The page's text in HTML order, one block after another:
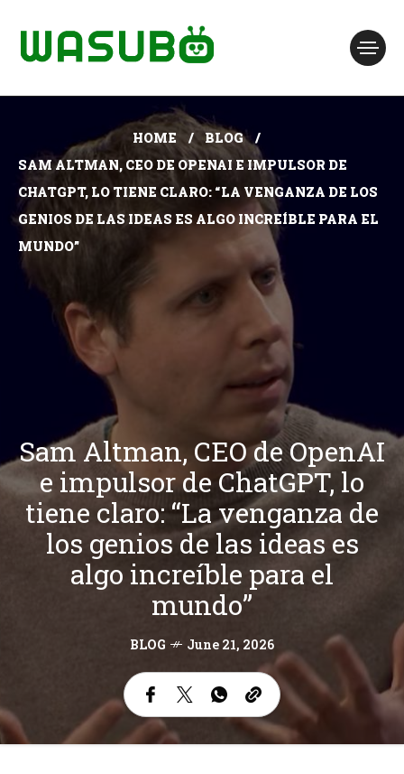
HOME
BLOG
SAM ALTMAN, CEO DE OPENAI E IMPULSOR DE
CHATGPT, LO TIENE CLARO: “LA VENGANZA DE LOS
GENIOS DE LAS IDEAS ES ALGO INCREÍBLE PARA EL
MUNDO”
Sam Altman, CEO de OpenAI
e impulsor de ChatGPT, lo
tiene claro: “La venganza de
los genios de las ideas es
algo increíble para el
mundo”
BLOG June 21, 2026